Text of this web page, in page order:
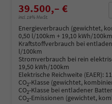
39.500,– €
incl. 19% MwSt.
Energieverbrauch (gewichtet,
0,50 l/100km + 19,10 kWh/100km
Kraftstoffverbrauch bei
l/100km
Stromverbrauch bei rein
19,50 kWh/100km
Elektrische Reichweite (EAER):
CO2-Klasse (gewichtet,
CO2-Klasse bei entladener
CO2-Emissionen (gewichtet,